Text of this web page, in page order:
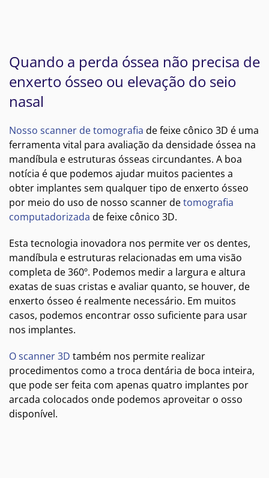
Quando a perda óssea não precisa de
enxerto ósseo ou elevação do seio
nasal
Nosso scanner de tomografia de feixe cônico 3D é uma
ferramenta vital para avaliação da densidade óssea na
mandíbula e estruturas ósseas circundantes. A boa
notícia é que podemos ajudar muitos pacientes a
obter implantes sem qualquer tipo de enxerto ósseo
por meio do uso de nosso scanner detomografia
computadorizada de feixe cônico 3D.
Esta tecnologia inovadora nos permite ver os dentes,
mandíbula e estruturas relacionadas em uma visão
completa de 360º. Podemos medir a largura e altura
exatas de suas cristas e avaliar quanto, se houver, de
enxerto ósseo é realmente necessário. Em muitos
casos, podemos encontrar osso suficiente para usar
nos implantes.
O scanner 3D também nos permite realizar
procedimentos como a troca dentária de boca inteira,
que pode ser feita com apenas quatro implantes por
arcada colocados onde podemos aproveitar o osso
disponível.